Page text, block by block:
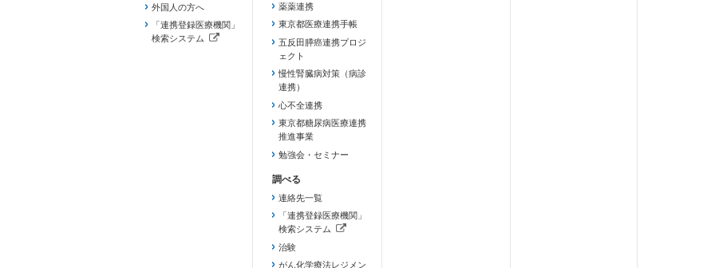
外国人の方へ
「連携登録医療機関」
検索システム
薬薬連携
東京都医療連携手帳
五反田膵癌連携プロジ
ェクト
慢性腎臓病対策（病診
連携）
心不全連携
東京都糖尿病医療連携
推進事業
勉強会・セミナー
連絡先一覧
「連携登録医療機関」
検索システム
（新しいタブで開きます）
治験
がん化学療法レジメン